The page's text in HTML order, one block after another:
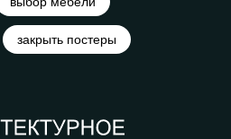
закрыть постеры